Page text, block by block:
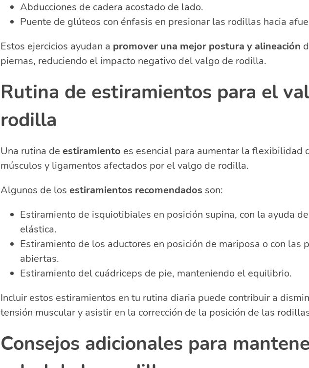
Abducciones de cadera acostado de lado.
Puente de glúteos con énfasis en presionar las rodillas hacia
Estos ejercicios ayudan a promover una mejor postura y alineación
piernas, reduciendo el impacto negativo del valgo de rodilla.
Rutina de estiramientos para el
rodilla
Una rutina de estiramiento es esencial para aumentar la flexibilidad
músculos y ligamentos afectados por el valgo de rodilla.
Algunos de los estiramientos recomendados son:
Estiramiento de isquiotibiales en posición supina, con la ayuda
elástica.
Estiramiento de los aductores en posición de mariposa o con las
abiertas.
Estiramiento del cuádriceps de pie, manteniendo el equilibrio.
Incluir estos estiramientos en tu rutina diaria puede contribuir a
tensión muscular y asistir en la corrección de la posición de las
Consejos adicionales para